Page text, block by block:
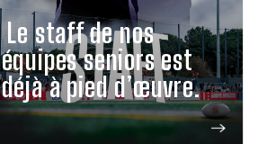
Le staff de nos
équipes seniors est
déjà à pied d’œuvre.